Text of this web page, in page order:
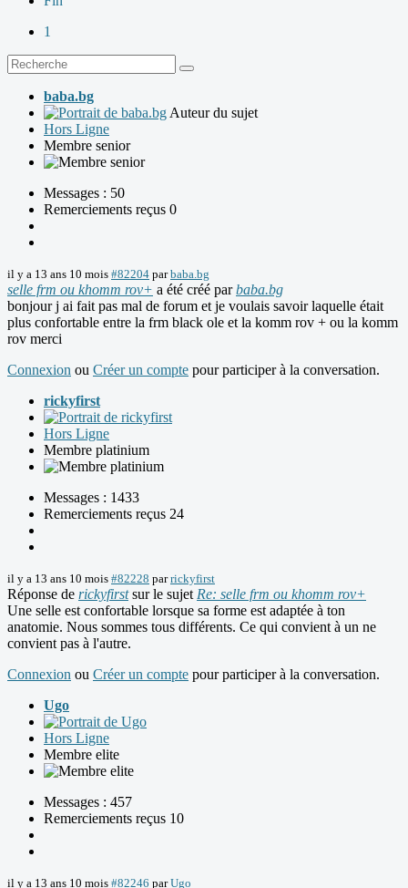
1
baba.bg
Auteur du sujet
Hors Ligne
Membre senior
Messages : 50
Remerciements reçus 0
il y a 13 ans 10 mois #82204 parbaba.bg
selle frm ou khomm rov+ a été créé parbaba.bg
bonjour j ai fait pas mal de forum et je voulais savoir laquelle était
plus confortable entre la frm black ole et la komm rov + ou la komm
rov merci
Connexion ou Créer un compte pour participer à la conversation.
rickyfirst
Hors Ligne
Membre platinium
Messages : 1433
Remerciements reçus 24
il y a 13 ans 10 mois #82228 parrickyfirst
Réponse de rickyfirstsur le sujet Re: selle frm ou khomm rov+
Une selle est confortable lorsque sa forme est adaptée à ton
anatomie. Nous sommes tous différents. Ce qui convient à un ne
convient pas à l'autre.
Connexion ou Créer un compte pour participer à la conversation.
Ugo
Hors Ligne
Membre elite
Messages : 457
Remerciements reçus 10
il y a 13 ans 10 mois #82246 parUgo